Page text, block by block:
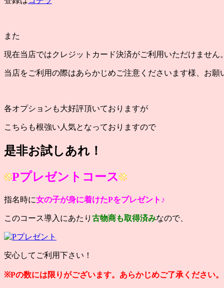
また
現在当店ではクレジットカード決済がご利用いただけません。
当店をご利用の際はあらかじめご注意くださいます様、お願
各オプションも大好評頂いておりますが
こちらも根強い人気となっておりますので
是非お試しあれ！
Pプレゼントコース
指名時に女の子が身に着けたPをプレゼント♪
このコース導入にあたり 古物商も取得済みなので、
安心してご利用下さい！
※Pの数には限りがございます。あらかじめご了承ください。